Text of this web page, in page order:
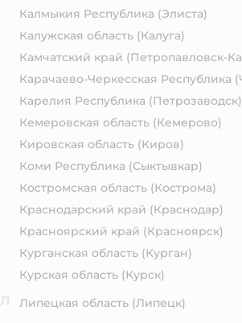
Калмыкия Республика (Элиста)
Калужская область (Калуга)
Камчатский край (Петропавловск-
Карачаево-Черкесская Республика
Карелия Республика (Петрозаводск)
Кемеровская область (Кемерово)
Кировская область (Киров)
Коми Республика (Сыктывкар)
Костромская область (Кострома)
Краснодарский край (Краснодар)
Красноярский край (Красноярск)
Курганская область (Курган)
Курская область (Курск)
Липецкая область (Липецк)